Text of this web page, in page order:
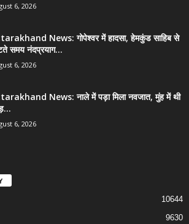
6, 2026
News: गोपेश्वर में हादसा, हेमकुंड साहिब से
समय नंदप्रयाग...
6, 2026
News: नाले में पड़ा मिला नवजात, मुंह में थी
6, 2026
10644
9630